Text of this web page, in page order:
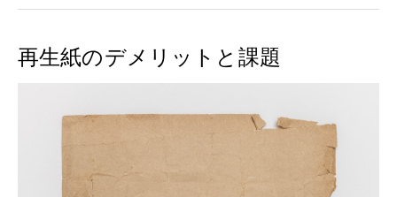
再生紙のデメリットと課題